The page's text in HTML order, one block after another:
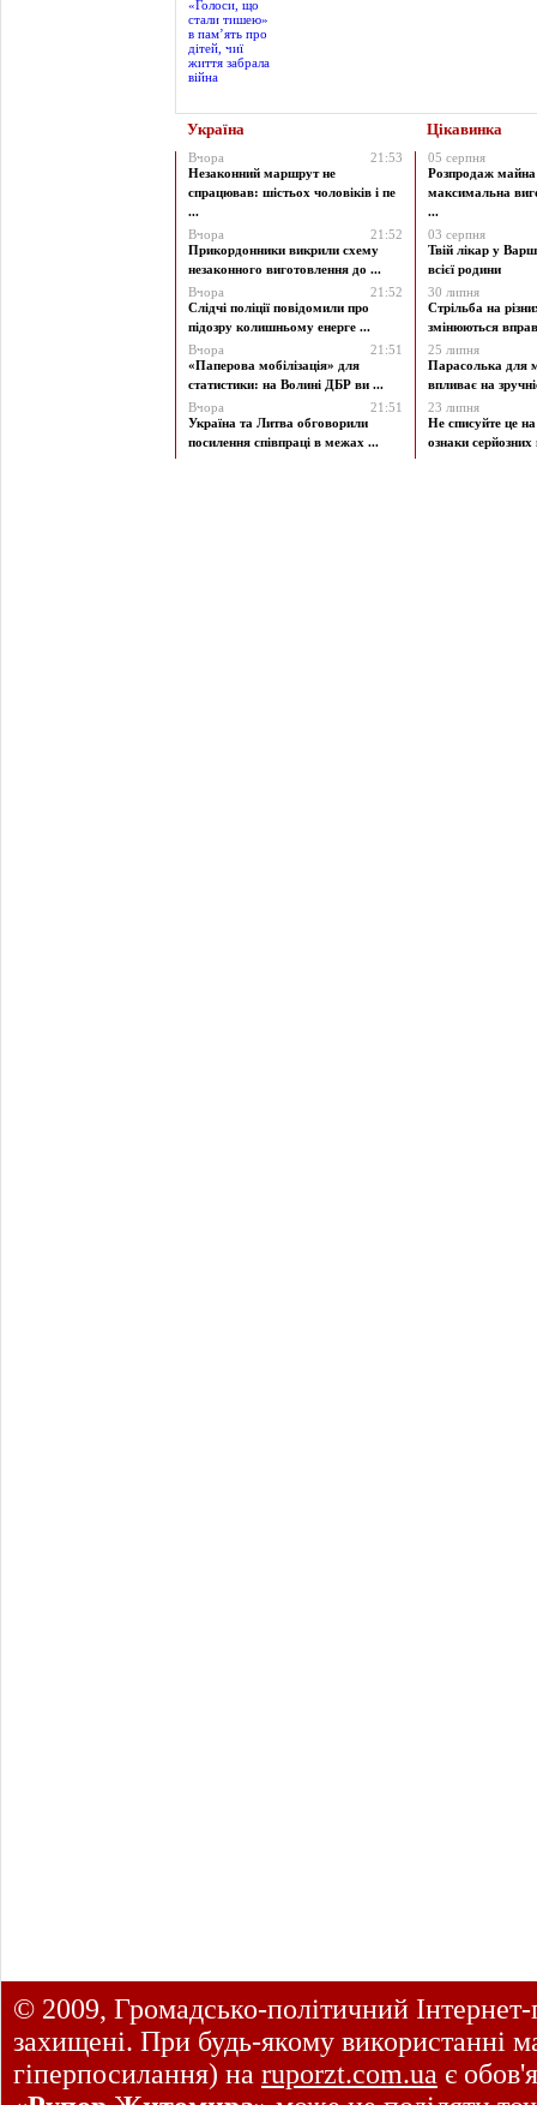
Україна Цікавинка
Вчора
21:53
Незаконний маршрут не
спрацював: шістьох чоловіків і пе
...
Вчора
21:52
Прикордонники викрили схему
незаконного виготовлення до ...
Вчора
21:52
Слідчі поліції повідомили про
підозру колишньому енерге ...
Вчора
21:51
«Паперова мобілізація» для
статистики: на Волині ДБР ви ...
Вчора
21:51
Україна та Литва обговорили
посилення співпраці в межах ...
05 серпня
Розпродаж майна
максимальна
...
03 серпня
Твій лікар у
всієї родини
30 липня
Стрільба на
змінюються
25 липня
Парасолька для
впливає на
23 липня
Не списуйте це
ознаки
© 2009, Громадсько-політичний
захищені. При будь-якому використанні
гіперпосилання) на ruporzt.com.ua є